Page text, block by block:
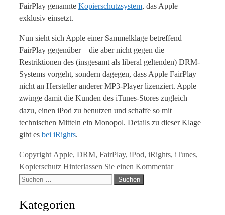
FairPlay genannte Kopierschutzsystem, das Apple
exklusiv einsetzt.
Nun sieht sich Apple einer Sammelklage betreffend
FairPlay gegenüber – die aber nicht gegen die
Restriktionen des (insgesamt als liberal geltenden) DRM-
Systems vorgeht, sondern dagegen, dass Apple FairPlay
nicht an Hersteller anderer MP3-Player lizenziert. Apple
zwinge damit die Kunden des iTunes-Stores zugleich
dazu, einen iPod zu benutzen und schaffe so mit
technischen Mitteln ein Monopol. Details zu dieser Klage
gibt es bei iRights.
Kategorien
Copyright Tags
Apple, DRM, FairPlay, iPod, iRights, iTunes,
Kopierschutz Hinterlassen Sie einen Kommentar
Suche
Kategorien